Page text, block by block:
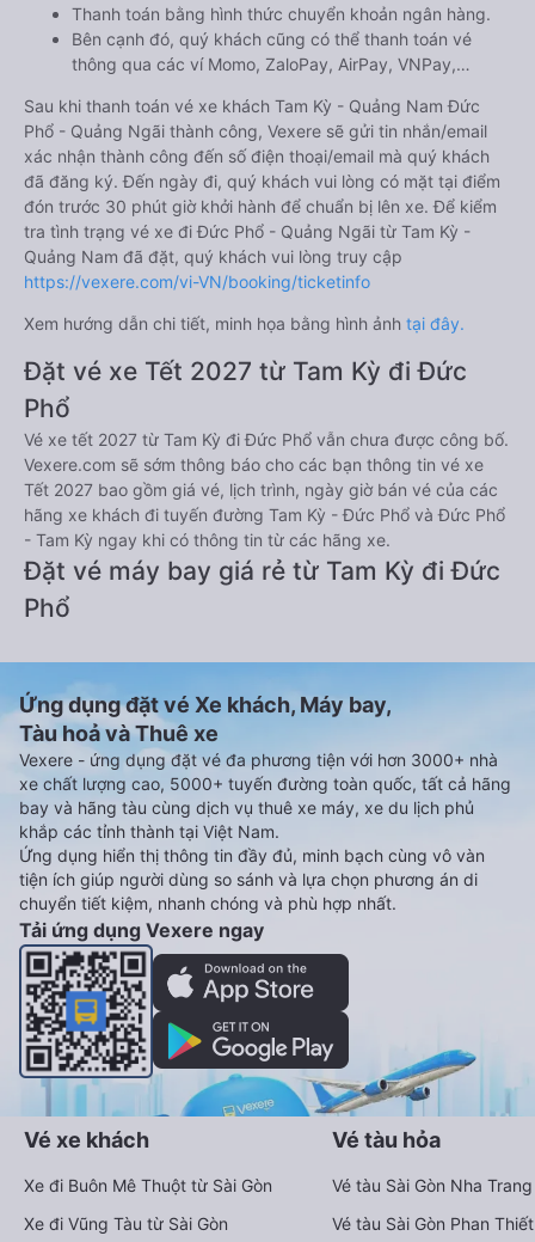
Thanh toán bằng hình thức chuyển khoản ngân hàng.
Bên cạnh đó, quý khách cũng có thể thanh toán vé
thông qua các ví Momo, ZaloPay, AirPay, VNPay,…
Sau khi thanh toán vé xe khách Tam Kỳ - Quảng Nam Đức
Phổ - Quảng Ngãi thành công, Vexere sẽ gửi tin nhắn/email
xác nhận thành công đến số điện thoại/email mà quý khách
đã đăng ký. Đến ngày đi, quý khách vui lòng có mặt tại điểm
đón trước 30 phút giờ khởi hành để chuẩn bị lên xe. Để kiểm
tra tình trạng vé xe đi Đức Phổ - Quảng Ngãi từ Tam Kỳ -
Quảng Nam đã đặt, quý khách vui lòng truy cập
https://vexere.com/vi-VN/booking/ticketinfo
Xem hướng dẫn chi tiết, minh họa bằng hình ảnh tại đây.
Đặt vé xe Tết 2027 từ Tam Kỳ đi Đức
Phổ
Vé xe tết 2027 từ Tam Kỳ đi Đức Phổ vẫn chưa được công bố.
Vexere.com sẽ sớm thông báo cho các bạn thông tin vé xe
Tết 2027 bao gồm giá vé, lịch trình, ngày giờ bán vé của các
hãng xe khách đi tuyến đường Tam Kỳ - Đức Phổ và Đức Phổ
- Tam Kỳ ngay khi có thông tin từ các hãng xe.
Đặt vé máy bay giá rẻ từ Tam Kỳ đi Đức
Phổ
Ứng dụng đặt vé Xe khách, Máy bay,
Tàu hoả và Thuê xe
Vexere - ứng dụng đặt vé đa phương tiện với hơn 3000+ nhà
xe chất lượng cao, 5000+ tuyến đường toàn quốc, tất cả hãng
bay và hãng tàu cùng dịch vụ thuê xe máy, xe du lịch phủ
khắp các tỉnh thành tại Việt Nam.
Ứng dụng hiển thị thông tin đầy đủ, minh bạch cùng vô vàn
tiện ích giúp người dùng so sánh và lựa chọn phương án di
chuyển tiết kiệm, nhanh chóng và phù hợp nhất.
Tải ứng dụng Vexere ngay
Vé xe khách
Xe đi Buôn Mê Thuột từ Sài Gòn
Xe đi Vũng Tàu từ Sài Gòn
Vé tàu hỏa
Vé tàu Sài Gòn Nha Trang
Vé tàu Sài Gòn Phan Thiết